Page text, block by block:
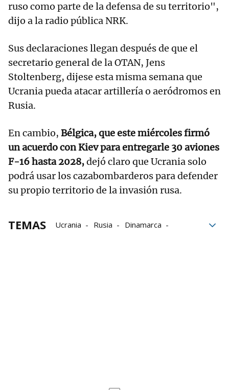
ruso como parte de la defensa de su territorio",
dijo a la radio pública NRK.
Sus declaraciones llegan después de que el
secretario general de la OTAN, Jens
Stoltenberg, dijese esta misma semana que
Ucrania pueda atacar artillería o aeródromos en
Rusia.
En cambio, Bélgica, que este miércoles firmó
un acuerdo con Kiev para entregarle 30 aviones
F-16 hasta 2028,dejó claro que Ucrania solo
podrá usar los cazabombarderos para defender
su propio territorio de la invasión rusa.
TEMAS Ucrania Rusia
Dinamarca